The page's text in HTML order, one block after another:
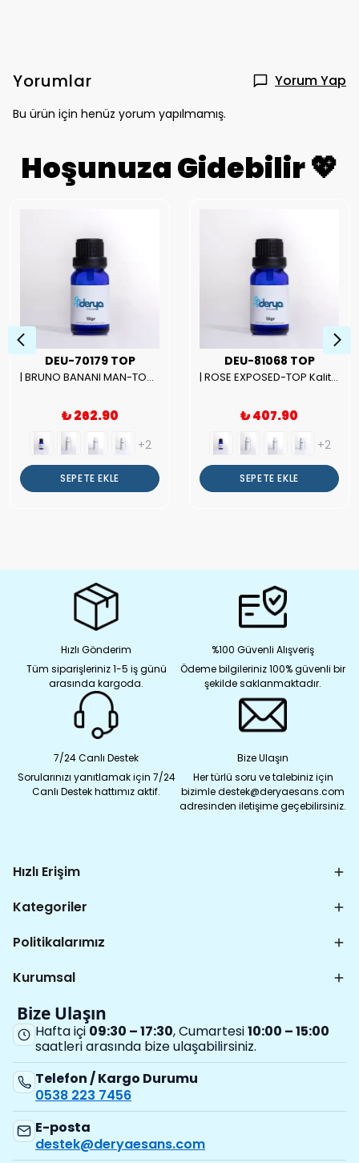
Yorumlar Yorum Yap
Bu ürün için henüz yorum yapılmamış.
Hoşunuza Gidebilir 💖
DEU-70179 TOP
| BRUNO BANANI MAN-TOP Kalite Erkek Parfüm Esansı.|
₺ 262.90
+2
SEPETE EKLE
DEU-81068 TOP
| ROSE EXPOSED-TOP Kalite Unısex Parfüm Esansı.|
₺ 407.90
+2
SEPETE EKLE
Hızlı Gönderim
Tüm siparişleriniz 1-5 iş günü
arasında kargoda.
%100 Güvenli Alışveriş
Ödeme bilgileriniz 100% güvenli bir
şekilde saklanmaktadır.
7/24 Canlı Destek
Sorularınızı yanıtlamak için 7/24
Canlı Destek hattımız aktif.
Bize Ulaşın
Her türlü soru ve talebiniz için
bizimle destek@deryaesans.com
adresinden iletişime geçebilirsiniz.
Hızlı Erişim
Kategoriler
Politikalarımız
Kurumsal
Bize Ulaşın
Hafta içi 09:30 – 17:30, Cumartesi10:00 – 15:00
saatleri arasında bize ulaşabilirsiniz.
Telefon / Kargo Durumu
0538 223 7456
E-posta
destek@deryaesans.com